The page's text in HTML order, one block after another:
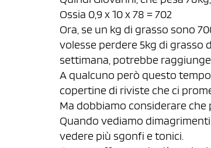
Ossia 0,9 x 10 x 78 = 702
Ora, se un kg di grasso sono
volesse perdere 5kg di grasso
settimana, potrebbe
A qualcuno però questo
copertine di riviste che ci
Ma dobbiamo considerare
Quando vediamo
vedere più sgonfi e tonici.